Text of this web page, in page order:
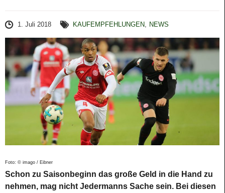
1. Juli 2018 KAUFEMPFEHLUNGEN, NEWS
Foto: © imago / Eibner
Schon zu Saisonbeginn das große Geld in die Hand zu
nehmen, mag nicht Jedermanns Sache sein. Bei diesen